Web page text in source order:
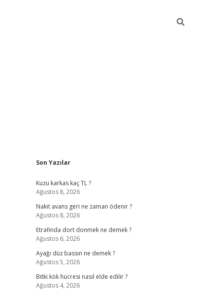
Sidebar
Son Yazılar
Kuzu karkas kaç TL ?
Ağustos 8, 2026
Nakit avans geri ne zaman ödenir ?
Ağustos 8, 2026
Etrafinda dort donmek ne demek ?
Ağustos 6, 2026
Ayağı düz bassın ne demek ?
Ağustos 5, 2026
Bitki kök hücresi nasıl elde edilir ?
Ağustos 4, 2026